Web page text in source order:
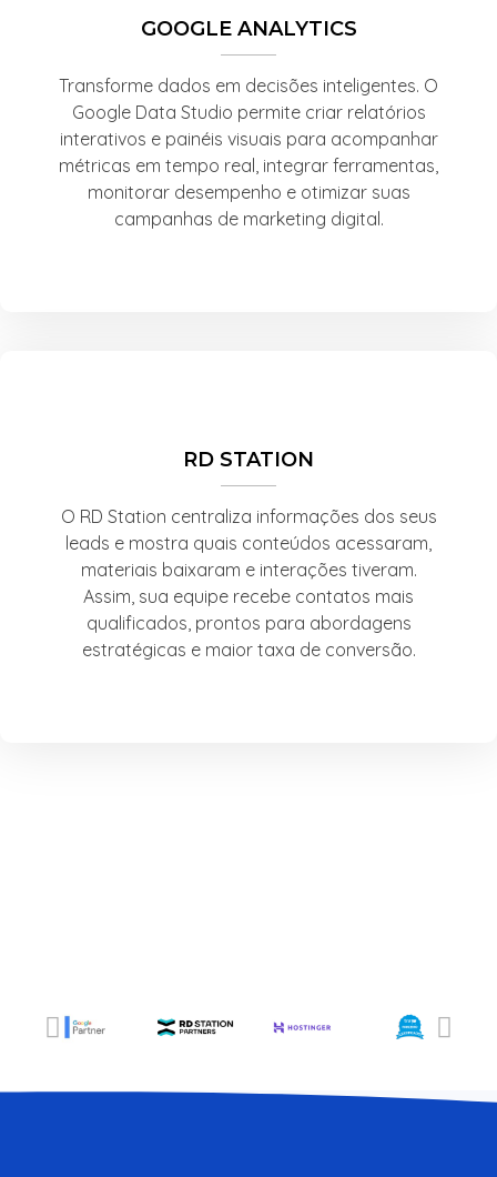
GOOGLE ANALYTICS
Transforme dados em decisões inteligentes. O
Google Data Studio permite criar relatórios
interativos e painéis visuais para acompanhar
métricas em tempo real, integrar ferramentas,
monitorar desempenho e otimizar suas
campanhas de marketing digital.
RD STATION
O RD Station centraliza informações dos seus
leads e mostra quais conteúdos acessaram,
materiais baixaram e interações tiveram.
Assim, sua equipe recebe contatos mais
qualificados, prontos para abordagens
estratégicas e maior taxa de conversão.